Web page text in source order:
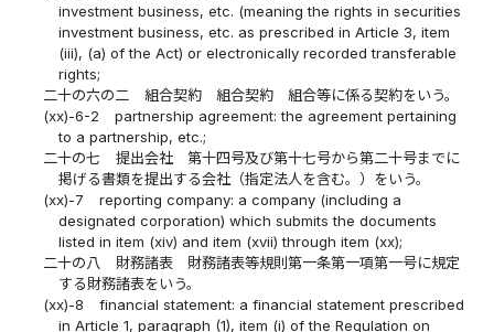
investment business, etc. (meaning the rights in securities
investment business, etc. as prescribed in Article 3, item
(iii), (a) of the Act) or electronically recorded transferable
rights;
二十の六の二
組合契約 組合契約 組合等に係る契約をいう。
(xx)-6-2
partnership agreement: the agreement pertaining
to a partnership, etc.;
二十の七
提出会社 第十四号及び第十七号から第二十号までに
掲げる書類を提出する会社（指定法人を含む。）をいう。
(xx)-7
reporting company: a company (including a
designated corporation) which submits the documents
listed in item (xiv) and item (xvii) through item (xx);
二十の八
財務諸表 財務諸表等規則第一条第一項第一号に規定
する財務諸表をいう。
(xx)-8
financial statement: a financial statement prescribed
in Article 1, paragraph (1), item (i) of the Regulation on